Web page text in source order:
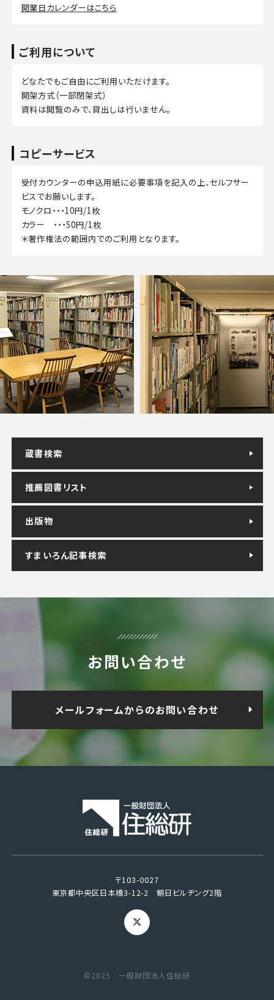
開業日カレンダーはこちら
ご利用について
どなたでもご自由にご利用いただけます。
開架方式（一部閉架式）
資料は閲覧のみで、貸出しは行いません。
コピーサービス
受付カウンターの申込用紙に必要事項を記入の上、セルフサー
ビスでお願いします。
モノクロ・・・10円/1枚
カラー ・・・50円/1枚
＊著作権法の範囲内でのご利用となります。
蔵書検索
推薦図書リスト
出版物
すまいろん記事検索
お問い合わせ
メールフォームからのお問い合わせ
〒103-0027
東京都中央区日本橋3-12-2 朝日ビルヂング2階
©2025 一般財団法人住総研